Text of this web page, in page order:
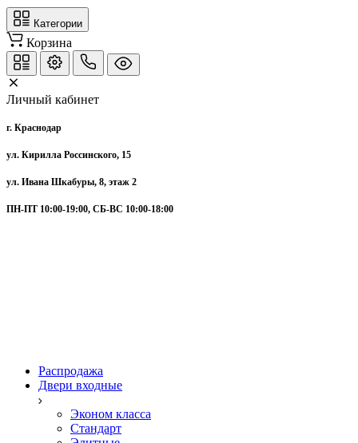
Категории
Корзина
Личный кабинет
г. Краснодар
ул. Кирилла Россинского, 15
ул. Ивана Шкабуры, 8, этаж 2
ПН-ПТ 10:00-19:00, СБ-ВС 10:00-18:00
Распродажа
Двери входные
Эконом класса
Стандарт